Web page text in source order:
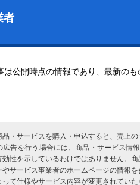
者
公開時点の情報であり、最新のも
・サービスを購入・申込すると、売上
広告を行う場合には、商品・サービス
効性を示しているわけではありません。
やサービス事業者のホームページの情報
て仕様やサービス内容が変更されてい